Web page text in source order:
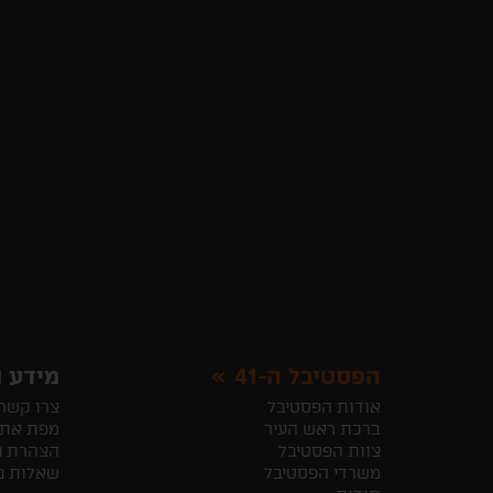
הפסטיבל ה-41
אודות הפסטיבל
ברכת ראש העיר
צוות הפסטיבל
משרדי הפסטיבל
מידע
צרו קשר
מפת
הצהרת
שאלות